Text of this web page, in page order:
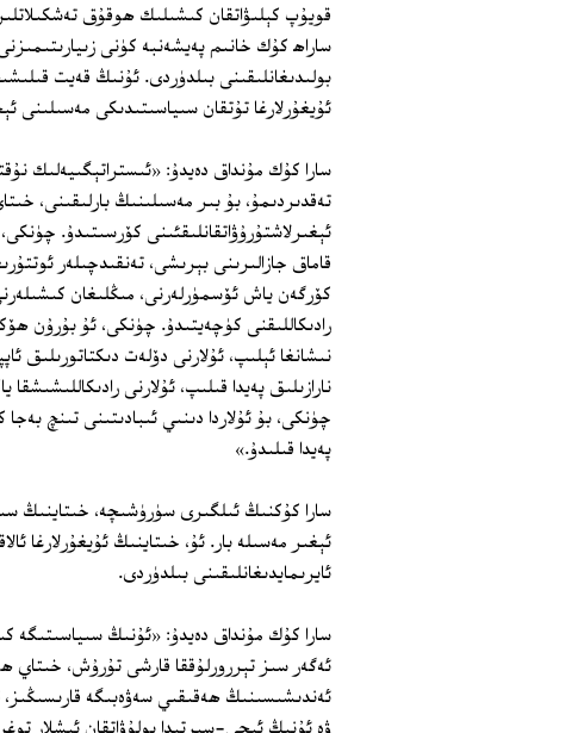
قويۇپ كېلىۋاتقان كىشىلىك ھوقۇق
ساراھ كۇك خانىم پەيشەنبە كۈنى
بولىدىغانلىقىنى بىلدۈردى. ئۇنىڭ قەيت
ئۇيغۇرلارغا تۇتقان سىياسىتىدىكى مەسىلىنى
سارا كۇك مۇنداق دەيدۇ: «ئىستراتېگىيەلىك
تەقدىردىمۇ، بۇ بىر مەسىلىنىڭ بارلىقىنى،
ئېغىرلاشتۇرۇۋاتقانلىقئىنى كۆرسىتىدۇ.
قاماق جازالىرىنى بېرىشى، تەنقىدچىلەر
كۆرگەن ياش ئۆسمۈرلەرنى، مىڭلىغان
رادىكاللىقنى كۈچەيتىدۇ. چۈنكى، ئۇ بۇرۇن
نىشانغا ئېلىپ، ئۇلارنى دۆلەت دىكتاتورىلىق
نارازىلىق پەيدا قىلىپ، ئۇلارنى
چۈنكى، بۇ ئۇلاردا دىنىي ئىبادىتىنى تىنچ
پەيدا قىلىدۇ.»
سارا كۇكنىڭ ئىلگىرى سۈرۈشىچە، خىتاينىڭ
ئېغىر مەسىلە بار. ئۇ، خىتاينىڭ ئۇيغۇرلارغا
ئايرىمايدىغانلىقىنى بىلدۈردى.
سارا كۇك مۇنداق دەيدۇ: «ئۇنىڭ سىياسىتىگە
ئەگەر سىز تېررورلۇققا قارشى تۇرۇش، خىتاي
ئەندىشىسىنىڭ ھەقىقىي سەۋەبىگە